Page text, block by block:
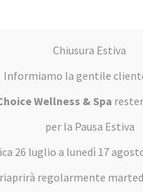
Chiusura Estiva
Informiamo la gentile
Wellness & Spa
per la Pausa Estiva
26 luglio a lunedì 17
regolarmente